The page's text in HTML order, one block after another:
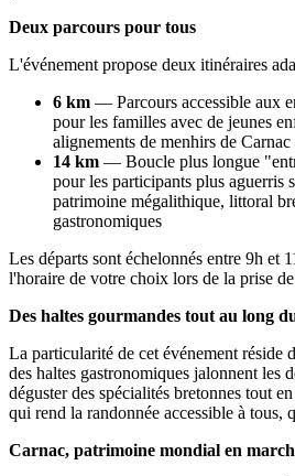
Deux parcours pour tous
L'événement propose deux itinéraires
6 km — Parcours accessible aux
pour les familles avec de jeunes
alignements de menhirs de
14 km — Boucle plus longue
pour les participants plus aguerris
patrimoine mégalithique, littoral
gastronomiques
Les départs sont échelonnés entre 9h et
l'horaire de votre choix lors de la prise de
Des haltes gourmandes tout au long
La particularité de cet événement réside
des haltes gastronomiques jalonnent les
déguster des spécialités bretonnes tout
qui rend la randonnée accessible à tous,
Carnac, patrimoine mondial en